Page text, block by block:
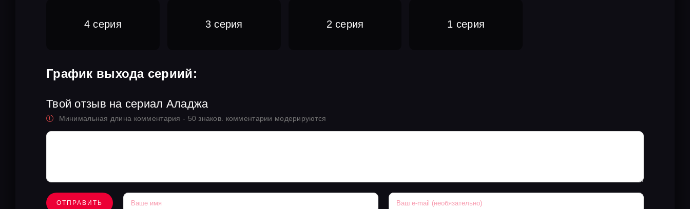
4 серия 3 серия 2 серия 1 серия
График выхода сериий:
Твой отзыв на сериал Аладжа
Минимальная длина комментария - 50 знаков. комментарии модерируются
ОТПРАВИТЬ